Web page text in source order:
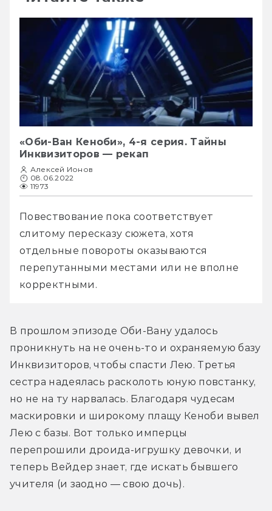
«Оби-Ван Кеноби», 4-я серия. Тайны
Инквизиторов — рекап
Алексей Ионов
08.06.2022
11973
Повествование пока соответствует
слитому пересказу сюжета, хотя
отдельные повороты оказываются
перепутанными местами или не вполне
корректными.
В прошлом эпизоде Оби-Вану удалось
проникнуть на не очень-то и охраняемую базу
Инквизиторов, чтобы спасти Лею. Третья
сестра надеялась расколоть юную повстанку,
но не на ту нарвалась. Благодаря чудесам
маскировки и широкому плащу Кеноби вывел
Лею с базы. Вот только имперцы
перепрошили дроида-игрушку девочки, и
теперь Вейдер знает, где искать бывшего
учителя (и заодно — свою дочь).